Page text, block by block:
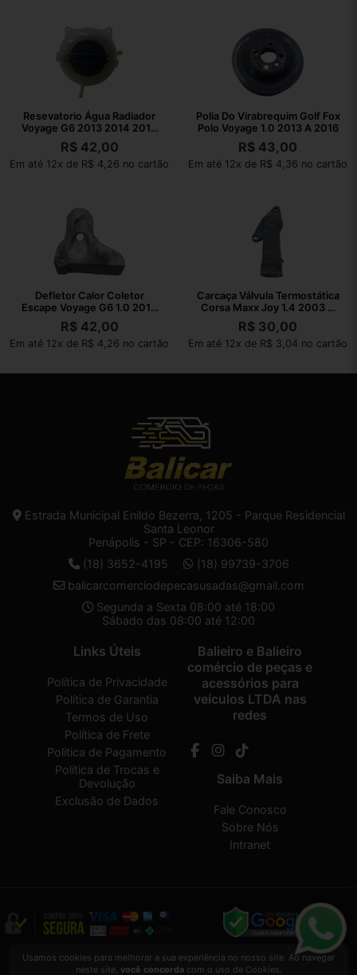
Resevatorio Água Radiador
Voyage G6 2013 2014 2015
2016
R$42,00
Em até 12x de R$ 4,26 no cartão
Polia Do Virabrequim Golf Fox
Polo Voyage 1.0 2013 A 2016
R$ 43,00
Em até 12x de R$ 4,36 no cartão
Defletor Calor Coletor
Escape Voyage G6 1.0 2013
2014 A 2016
R$42,00
Em até 12x de R$ 4,26 no cartão
Carcaça Válvula Termostática
Corsa Maxx Joy 1.4 2003 A
2010
R$ 30,00
Em até 12x de R$ 3,04 no cartão
Estrada Municipal Enildo Bezerra, 1205 - Parque Residencial
Santa Leonor
Penápolis - SP - CEP: 16306-580
(18) 3652-4195
(18) 99739-3706
balicarcomerciodepecasusadas@gmail.com
Segunda a Sexta 08:00 até 18:00
Sábado das 08:00 até 12:00
Links Úteis
Política de Privacidade
Política de Garantia
Termos de Uso
Política de Frete
Política de Pagamento
Política de Trocas e
Devolução
Exclusão de Dados
Balieiro e Balieiro
comércio de peças e
acessórios para
veículos LTDA nas
redes
Saiba Mais
Fale Conosco
Sobre Nós
Intranet
Balieiro e Balieiro comércio de peças e acessórios para veículos LTDA2026
CREATED BY VAAPT
Usamos cookies para melhorar a sua experiência no nosso site. Ao navegar
neste site, você concordacom o uso de Cookies.